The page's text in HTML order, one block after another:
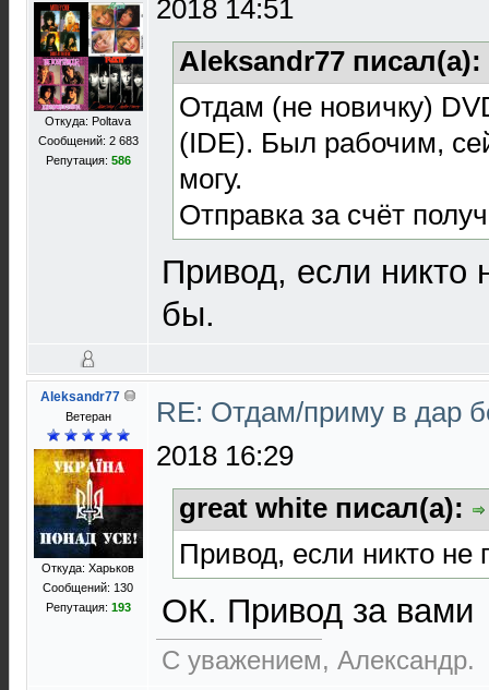
Откуда: Poltava
Сообщений: 2 683
Репутация: 586
2018 14:51
Aleksandr77 писал(а):
Отдам (не новичку)
(IDE). Был рабочим,
могу.
Отправка за счёт
Привод, если никто
бы.
Aleksandr77
Ветеран
Откуда: Харьков
Сообщений: 130
Репутация: 193
RE: Отдам/приму в дар
2018 16:29
great white писал(а):
Привод, если никто не
ОК. Привод за вами
С уважением, Александр.